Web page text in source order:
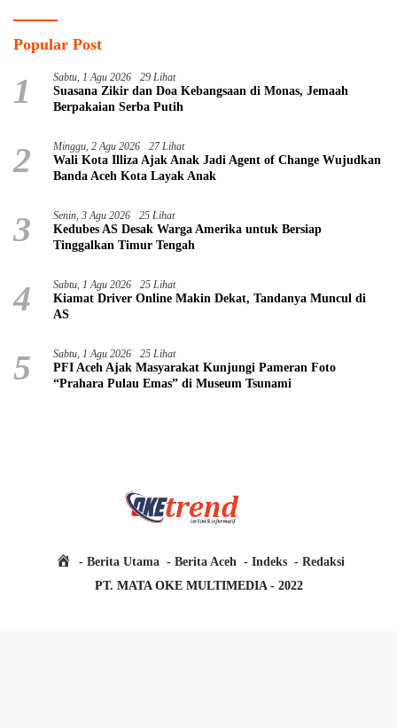
Popular Post
1 Sabtu, 1 Agu 2026 29 Lihat
Suasana Zikir dan Doa Kebangsaan di Monas, Jemaah
Berpakaian Serba Putih
2 Minggu, 2 Agu 2026 27 Lihat
Wali Kota Illiza Ajak Anak Jadi Agent of Change Wujudkan
Banda Aceh Kota Layak Anak
3 Senin, 3 Agu 2026 25 Lihat
Kedubes AS Desak Warga Amerika untuk Bersiap
Tinggalkan Timur Tengah
4 Sabtu, 1 Agu 2026 25 Lihat
Kiamat Driver Online Makin Dekat, Tandanya Muncul di
AS
5 Sabtu, 1 Agu 2026 25 Lihat
PFI Aceh Ajak Masyarakat Kunjungi Pameran Foto
“Prahara Pulau Emas” di Museum Tsunami
H Berita Utama Berita Aceh Indeks
Redaksi
PT. MATA OKE MULTIMEDIA - 2022